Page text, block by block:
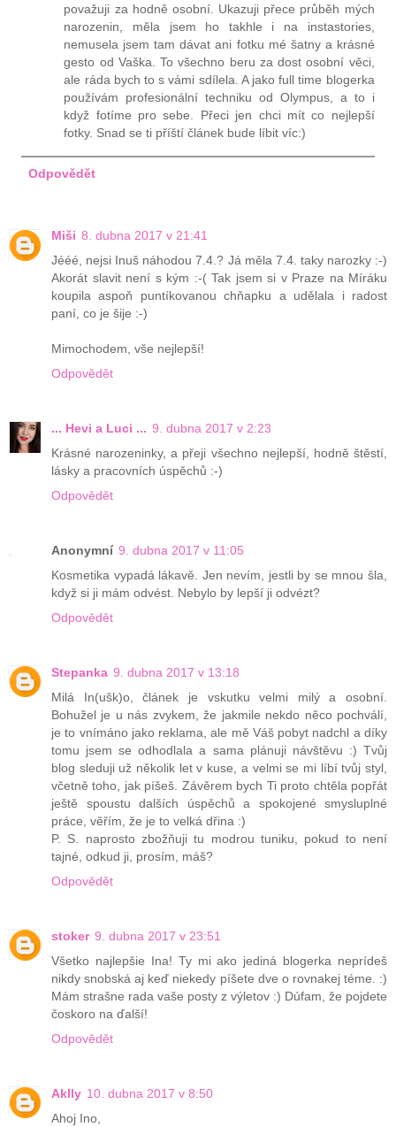
považuji za hodně osobní. Ukazuji přece průběh mých
narozenin, měla jsem ho takhle i na instastories,
nemusela jsem tam dávat ani fotku mé šatny a krásné
gesto od Vaška. To všechno beru za dost osobní věci,
ale ráda bych to s vámi sdílela. A jako full time blogerka
používám profesionální techniku od Olympus, a to i
když fotíme pro sebe. Přeci jen chci mít co nejlepší
fotky. Snad se ti příští článek bude líbit víc:)
Odpovědět
Miši 8. dubna 2017 v 21:41
Jééé, nejsi Inuš náhodou 7.4.? Já měla 7.4. taky narozky :-)
Akorát slavit není s kým :-( Tak jsem si v Praze na Míráku
koupila aspoň puntíkovanou chňapku a udělala i radost
paní, co je šije :-)
Mimochodem, vše nejlepší!
Odpovědět
... Hevi a Luci ... 9. dubna 2017 v 2:23
Krásné narozeninky, a přeji všechno nejlepší, hodně štěstí,
lásky a pracovních úspěchů :-)
Odpovědět
Anonymní 9. dubna 2017 v 11:05
Kosmetika vypadá lákavě. Jen nevím, jestli by se mnou šla,
když si ji mám odvést. Nebylo by lepší ji odvézt?
Odpovědět
Stepanka 9. dubna 2017 v 13:18
Milá In(ušk)o, článek je vskutku velmi milý a osobní.
Bohužel je u nás zvykem, že jakmile nekdo něco pochválí,
je to vnímáno jako reklama, ale mě Váš pobyt nadchl a díky
tomu jsem se odhodlala a sama plánuji návštěvu :) Tvůj
blog sleduji už několik let v kuse, a velmi se mi líbí tvůj styl,
včetně toho, jak píšeš. Závěrem bych Ti proto chtěla popřát
ještě spoustu dalších úspěchů a spokojené smysluplné
práce, věřím, že je to velká dřina :)
P. S. naprosto zbožňuji tu modrou tuniku, pokud to není
tajné, odkud ji, prosím, máš?
Odpovědět
stoker 9. dubna 2017 v 23:51
Všetko najlepšie Ina! Ty mi ako jediná blogerka neprídeš
nikdy snobská aj keď niekedy píšete dve o rovnakej téme. :)
Mám strašne rada vaše posty z výletov :) Dúfam, že pojdete
čoskoro na ďalší!
Odpovědět
Aklly 10. dubna 2017 v 8:50
Ahoj Ino,